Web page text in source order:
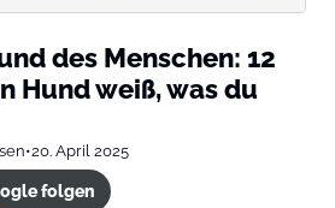
des Menschen: 12
Hund weiß, was du
•20. April 2025
folgen